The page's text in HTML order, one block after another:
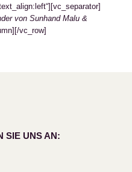
von Sunhand Malu &
vc_row]
SIE UNS AN: